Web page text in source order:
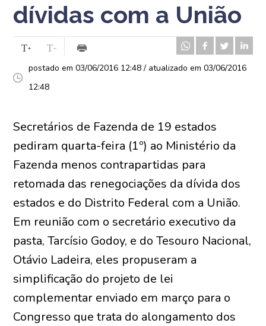
dívidas com a União
postado em 03/06/2016 12:48 / atualizado em 03/06/2016
12:48
Secretários de Fazenda de 19 estados
pediram quarta-feira (1º) ao Ministério da
Fazenda menos contrapartidas para
retomada das renegociações da dívida dos
estados e do Distrito Federal com a União.
Em reunião com o secretário executivo da
pasta, Tarcísio Godoy, e do Tesouro Nacional,
Otávio Ladeira, eles propuseram a
simplificação do projeto de lei
complementar enviado em março para o
Congresso que trata do alongamento dos